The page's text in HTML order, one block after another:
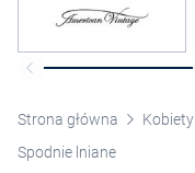
Strona główna Kobiety
Spodnie lniane